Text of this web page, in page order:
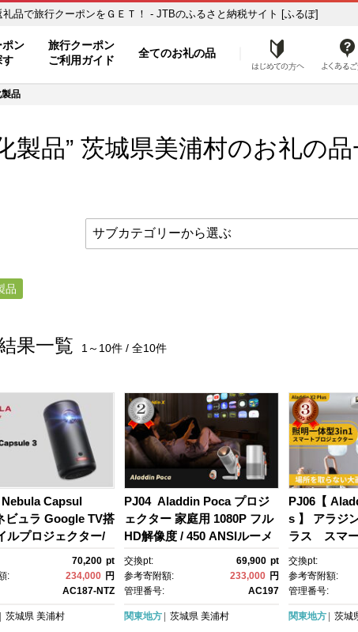
お礼の品一覧 ふるさと納税の返礼品で旅行クーポンをＧＥＴ！ - JTBのふるさと納税サイト [ふるぽ]
ポン
す
旅行クーポン
ご利用ガイド
全てのお礼の品 はじめ
製品
製品” 茨城県美浦村のお礼の品
品
果一覧 1～10件 / 全10件
Nebula Capsul
ビュラ Google TV搭
ルプロジェクター/
/ 200ANSIルーメ
120インチ / 8Wスピ
自動障害物回避/垂
カス調整/スクリー
70,200 pt
:
234,000 円
AC187-NTZ
茨城県 美浦村
PJ04 Aladdin Poca プロジ
ェクター 家庭用 1080P フル
HD解像度 / 450 ANSIルーメ
ン/Harman Kardon内蔵スピ
ーカー / 90% DCI P3色域カ
バー率 / 120インチ大画面投
ッテリー/天井 ぷろじえくた
交換pt: 69,900 pt
参考寄附額:
233,000 円
管理番号:
AC197
関東地方 茨城県 美浦村
PJ06【
s 】 アラジ
ラス スマ
ター 第2世
ラジン 家庭
ー オートフ
画 天井照明
交換pt:
参考寄附額:
管理番号:
関東地方 茨城